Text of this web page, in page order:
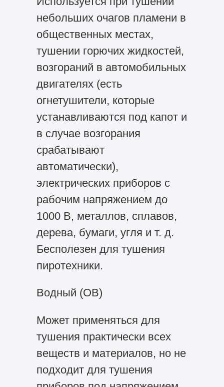
небольших очагов пламени в
общественных местах,
тушении горючих жидкостей,
возгораний в автомобильных
двигателях (есть
огнетушители, которые
устанавливаются под капот и
в случае возгорания
срабатывают
автоматически),
электрических приборов с
рабочим напряжением до
1000 В, металлов, сплавов,
дерева, бумаги, угля и т. д.
Бесполезен для тушения
пиротехники.
Водный (ОВ)
Может применяться для
тушения практически всех
веществ и материалов, но не
подходит для тушения